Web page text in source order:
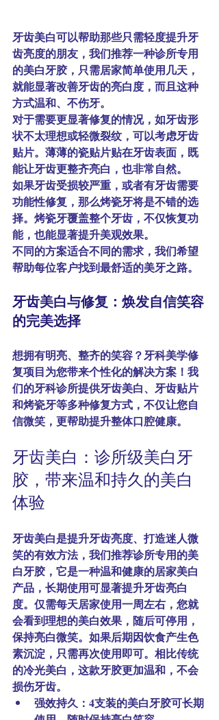
牙齿美白可以帮助那些只需轻度提升牙
齿亮度的朋友，我们推荐一种诊所专用
的美白牙胶，只需居家简单使用几天，
就能显著改善牙齿的亮白度，而且这种
方式温和、不伤牙。
对于需要更显著修复的情况，如牙齿形
状不太理想或轻微裂纹，可以考虑牙齿
贴片。薄薄的瓷贴片贴在牙齿表面，既
能让牙齿更整齐亮白，也非常自然。
如果牙齿受损较严重，或者有牙齿需要
功能性修复，那么烤瓷牙将是不错的选
择。烤瓷牙覆盖整个牙齿，不仅恢复功
能，也能显著提升美观效果。
不同的方案适合不同的需求，我们希望
帮助每位客户找到最舒适的美牙之路。
牙齿美白与修复：焕发自信笑容
的完美选择
想拥有明亮、整齐的笑容？牙科美学修
复项目为您带来个性化的解决方案！我
们的牙科诊所提供牙齿美白、 牙齿贴片
和烤瓷牙等多种修复方式，不仅让您自
信微笑，更帮助提升整体口腔健康。
牙齿美白：诊所级美白牙
胶，带来温和持久的美白
体验
牙齿美白是提升牙齿亮度、打造迷人微
笑的有效方法，我们推荐诊所专用的美
白牙胶 ，它是一种温和健康的居家美白
产品，长期使用可显著提升牙齿亮白
度。仅需每天居家使用一周左右，您就
会看到理想的美白效果，随后可停用，
保持亮白微笑。如果后期因饮食产生色
素沉淀，只需再次使用即可。相比传统
的冷光美白，这款牙胶更加温和，不会
损伤牙齿。
强效持久 ：4支装的美白牙胶可长期